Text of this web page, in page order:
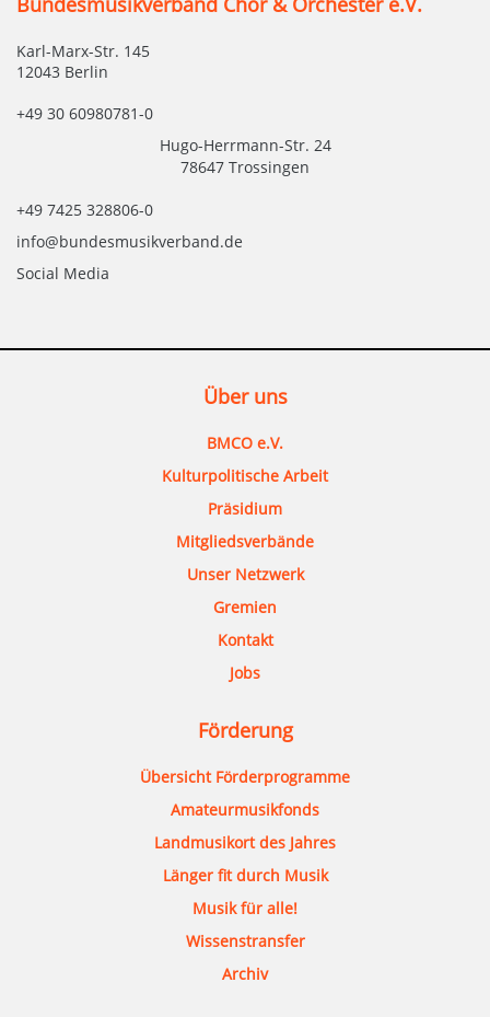
Karl-Marx-Str. 145
12043 Berlin
+49 30 60980781-0
Hugo-Herrmann-Str. 24
78647 Trossingen
+49 7425 328806-0
info@bundesmusikverband.de
Social Media
Über uns
BMCO e.V.
Kulturpolitische Arbeit
Präsidium
Mitgliedsverbände
Unser Netzwerk
Gremien
Kontakt
Jobs
Förderung
Übersicht Förderprogramme
Amateurmusikfonds
Landmusikort des Jahres
Länger fit durch Musik
Musik für alle!
Wissenstransfer
Archiv